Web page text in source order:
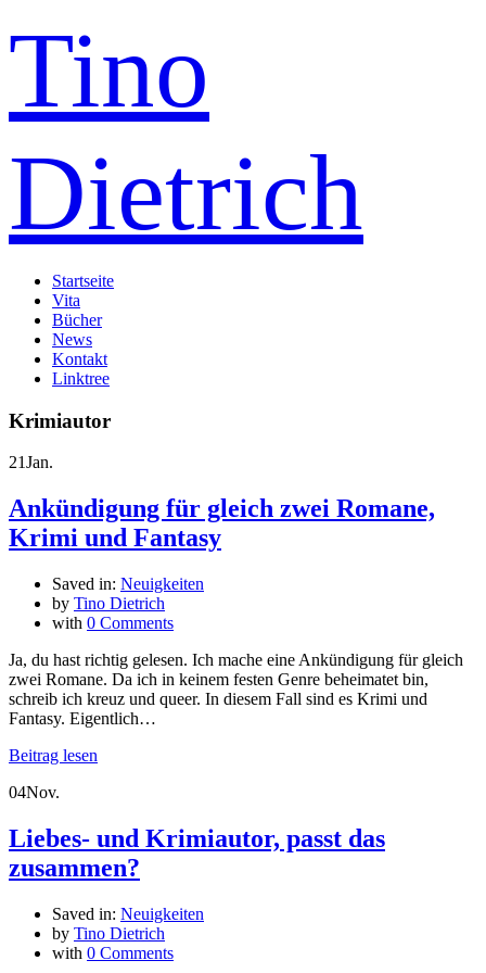
Tino
Dietrich
Startseite
Vita
Bücher
News
Kontakt
Linktree
Krimiautor
21Jan.
Ankündigung für gleich zwei Romane,
Krimi und Fantasy
Saved in: Neuigkeiten
by Tino Dietrich
with 0 Comments
Ja, du hast richtig gelesen. Ich mache eine Ankündigung für gleich
zwei Romane. Da ich in keinem festen Genre beheimatet bin,
schreib ich kreuz und queer. In diesem Fall sind es Krimi und
Fantasy. Eigentlich…
Beitrag lesen
04Nov.
Liebes- und Krimiautor, passt das
zusammen?
Saved in: Neuigkeiten
by Tino Dietrich
with 0 Comments